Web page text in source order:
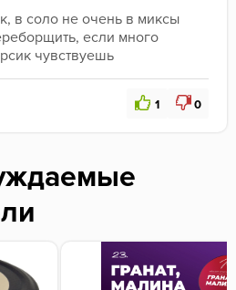
в соло не очень в миксы
если много
чувствуешь
1 0